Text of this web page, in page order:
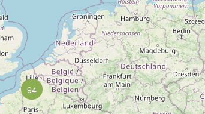
94